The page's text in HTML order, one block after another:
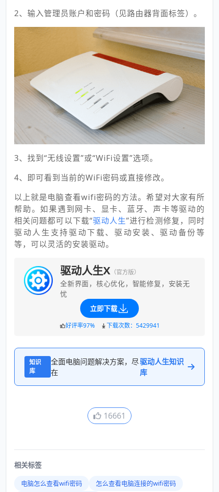
2、输入管理员账户和密码（见路由器背面标签）。
3、找到“无线设置”或“WiFi设置”选项。
4、即可看到当前的WiFi密码或直接修改。
以上就是电脑查看wifi密码的方法。希望对大家有所
帮助。如果遇到网卡、显卡、蓝牙、声卡等驱动的
相关问题都可以下载“驱动人生”进行检测修复，同时
驱动人生支持驱动下载、驱动安装、驱动备份等
等，可以灵活的安装驱动。
驱动人生X （官方版）
全新界面，核心优化，智能修复，安装无
忧
立即下载
好评率97% 下载次数：5429941
知识
库
全面电脑问题解决方案，尽
在
驱动人生知识
库
16661
相关标签
电脑怎么查看wifi密码 怎么查看电脑连接的wifi密码